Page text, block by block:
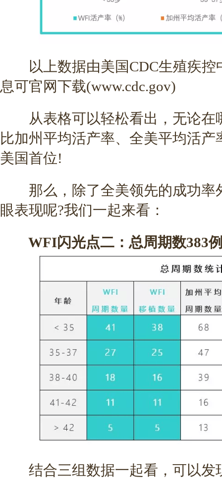
以上数据由美国CDC生殖疾控
息可官网下载(www.cdc.gov)
从表格可以轻松看出，无论在
比加州平均活产率、全美平均活
美国首位!
那么，除了全美领先的成功率
眼表现呢?我们一起来看：
WFI闪光点二：总周期数383
结合三组数据一起看，可以发